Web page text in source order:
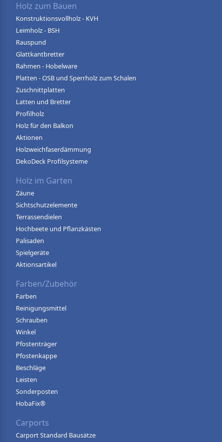
Holz zum Bauen
Konstruktionsvollholz - KVH
Leimholz - BSH
Rauspund
Glattkantbretter
Rahmen - Hobelware
Platten - OSB und Sperrholz zum Schalen
Zuschnittplatten
Latten und Bretter
Profilholz
Holz für den Balkon
Aktionen
Holzweichfaserdämmung
DekoDeck Profilsysteme
Holz im Garten
Zäune
Sichtschutzelemente
Terrassendielen
Hochbeete und Pflanzkästen
Palisaden
Spielgeräte
Aktionsartikel
Farben/Zubehör
Farben
Reinigungsmittel
Schrauben
Winkel
Pfostenträger
Pfostenkappe
Beschläge
Leisten
Sonderposten
HobaFix®
Carports
Carport Standard Bausätze